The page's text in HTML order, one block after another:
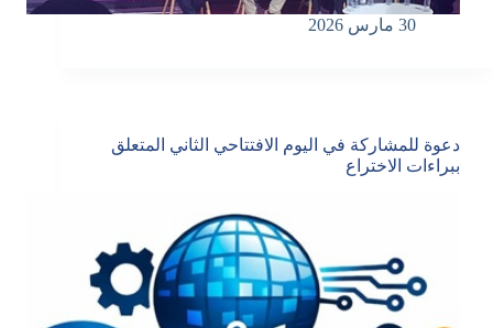
30 مارس 2026
دعوة للمشاركة في اليوم الافتتاحي الثاني المتعلق
ببراءات الاختراع